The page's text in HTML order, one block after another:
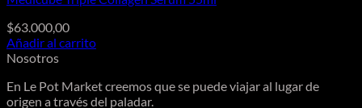
$63.000,00
Añadir al carrito
Nosotros
En Le Pot Market creemos que se puede viajar al lugar de
origen a través del paladar.